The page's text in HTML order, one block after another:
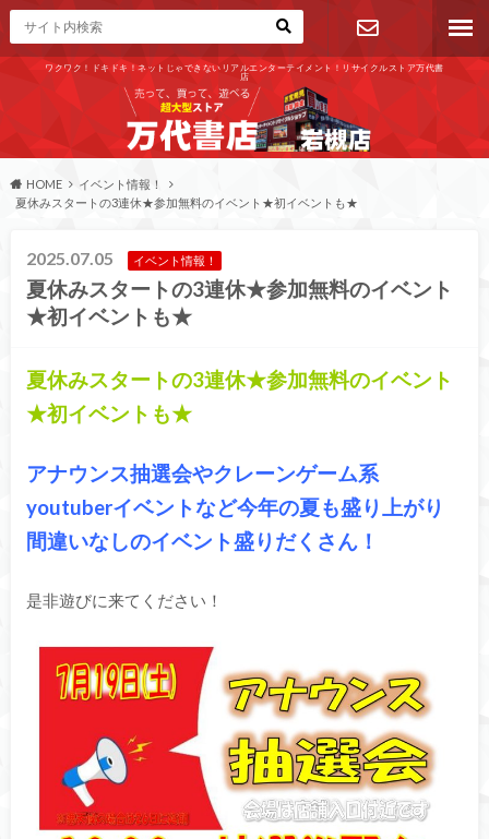
ワクワク！ドキドキ！ネットじゃできないリアルエンターテイメント！リサイクルストア万代書
店
お問い合わ
せ
HOME
イベント情報！
夏休みスタートの3連休★参加無料のイベント★初イベントも★
2025.07.05 イベント情報！
夏休みスタートの3連休★参加無料のイベント
★初イベントも★
夏休みスタートの3連休★参加無料のイベント
★初イベントも★
アナウンス抽選会やクレーンゲーム系
youtuberイベントなど今年の夏も盛り上がり
間違いなしのイベント盛りだくさん！
是非遊びに来てください！